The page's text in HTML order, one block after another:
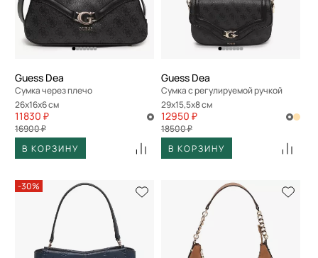
Guess Dea
Сумка через плечо
26x16x6 см
11830 ₽
16900 ₽
В КОРЗИНУ
Guess Dea
Сумка с регулируемой ручкой
29x15,5x8 см
12950 ₽
18500 ₽
В КОРЗИНУ
-30%